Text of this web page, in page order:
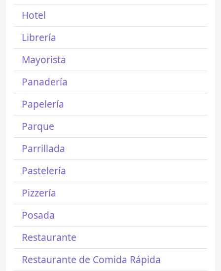
Hotel
Librería
Mayorista
Panadería
Papelería
Parque
Parrillada
Pastelería
Pizzería
Posada
Restaurante
Restaurante de Comida Rápida